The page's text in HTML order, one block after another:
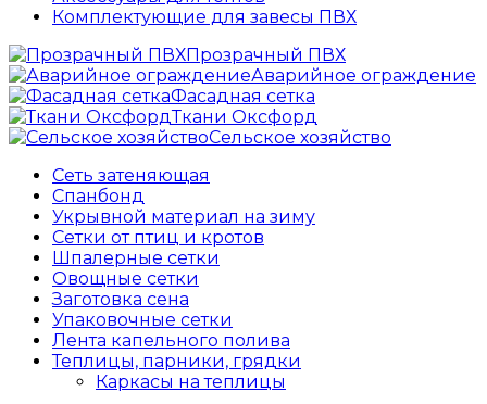
Комплектующие для завесы ПВХ
Прозрачный ПВХ
Аварийное ограждение
Фасадная сетка
Ткани Оксфорд
Сельское хозяйство
Сеть затеняющая
Спанбонд
Укрывной материал на зиму
Сетки от птиц и кротов
Шпалерные сетки
Овощные сетки
Заготовка сена
Упаковочные сетки
Лента капельного полива
Теплицы, парники, грядки
Каркасы на теплицы